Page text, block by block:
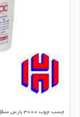
چسب چوب 3000 پارس سطل پلاستیكی 750 گرمی